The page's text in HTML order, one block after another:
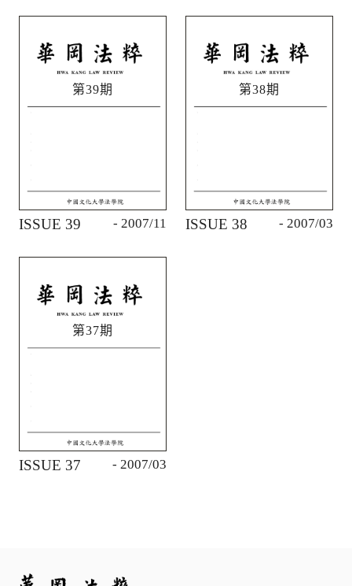
第39期
ISSUE 39 - 2007/11
第38期
ISSUE 38 - 2007/03
第37期
ISSUE 37 - 2007/03